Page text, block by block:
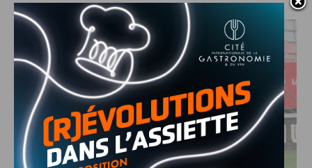
J'AIME LE DFCO
DFCO : UNE PRÉPARATION SEREINE AVANT LE GRAND
RETOUR EN LIGUE 2